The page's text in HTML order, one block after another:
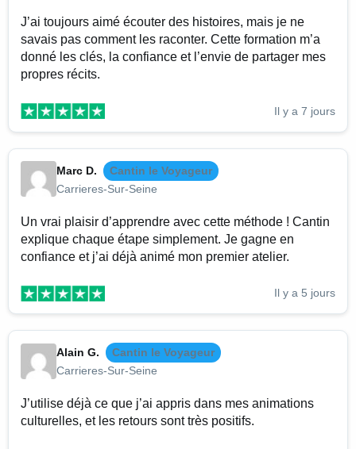
J’ai toujours aimé écouter des histoires, mais je ne
savais pas comment les raconter. Cette formation m’a
donné les clés, la confiance et l’envie de partager mes
propres récits.
Il y a 7 jours
Marc D.
Cantin le Voyageur
Carrieres-Sur-Seine
Un vrai plaisir d’apprendre avec cette méthode ! Cantin
explique chaque étape simplement. Je gagne en
confiance et j’ai déjà animé mon premier atelier.
Il y a 5 jours
Alain G.
Cantin le Voyageur
Carrieres-Sur-Seine
J’utilise déjà ce que j’ai appris dans mes animations
culturelles, et les retours sont très positifs.